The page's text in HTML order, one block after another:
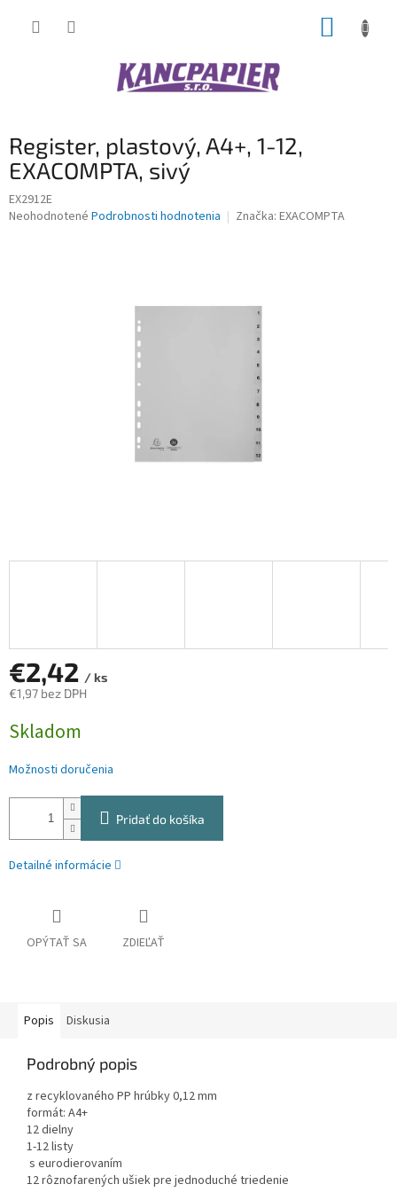
Register, plastový, A4+, 1-12,
EXACOMPTA, sivý
EX2912E
Priemerné
Neohodnotené Podrobnosti hodnotenia Značka: EXACOMPTA
€2,42 / ks
€1,97 bez DPH
cena:
Skladom
Možnosti doručenia
Pridať do košíka
Detailné informácie
OPÝTAŤ SA ZDIEĽAŤ
Popis Diskusia
Podrobný popis
z recyklovaného PP hrúbky 0,12 mm
formát: A4+
12 dielny
1-12 listy
s eurodierovaním
12 rôznofarených ušiek pre jednoduché triedenie